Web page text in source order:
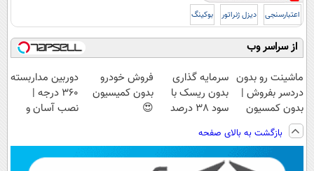
اعتبارسنجی دیزل ژنراتور بوکینگ
از سراسر وب
ماشینت رو بدون
دردسر بفروش |
بدون کمسیون
😍
سرمایه گذاری
بدون ریسک با
سود 38 درصد
فروش خودرو
بدون کمیسیون
😍
دوربین مداربسته
360 درجه |
نصب آسان و
بازگشت به بالای صفحه